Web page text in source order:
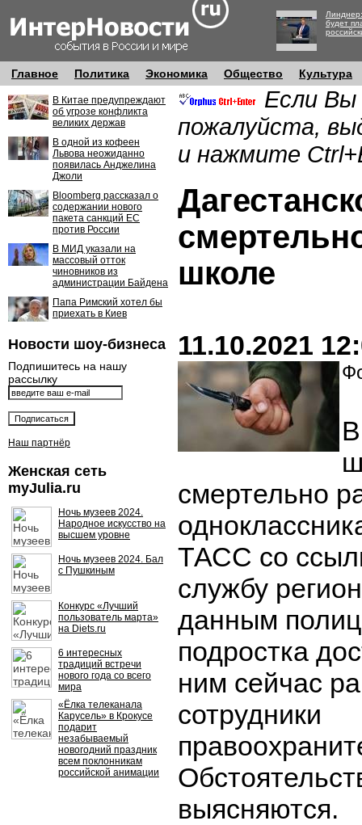
будет
Главное Политика Экономика Общество Культура
В Китае предупреждают
об угрозе конфликта
великих держав
В одной из кофеен
Львова неожиданно
появилась Анджелина
Джоли
Bloomberg рассказал о
содержании нового
пакета санкций ЕС
против России
В МИД указали на
массовый отток
чиновников из
администрации Байдена
Папа Римский хотел бы
приехать в Киев
Новости шоу-бизнеса
Подпишитесь на нашу
рассылку
Наш партнёр
Женская сеть
myJulia.ru
Ночь музеев 2024.
Народное искусство на
высшем уровне
Ночь музеев 2024. Бал
с Пушкиным
Конкурс «Лучший
пользователь марта»
на Diets.ru
6 интересных
традиций встречи
нового года со всего
мира
«Ёлка телеканала
Карусель» в Крокусе
подарит
незабываемый
новогодний праздник
всем поклонникам
российской анимации
Если Вы
пожалуйста,
и нажмите
школе
11.10.2021
смертельно
ТАСС со
службу
данным
подростка
ним сейчас
сотрудники
выясняются.